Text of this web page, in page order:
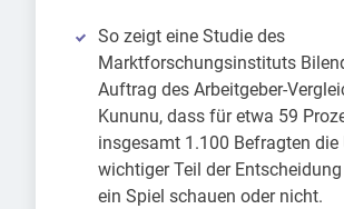
So zeigt eine Studie des
Marktforschungsinstituts
Auftrag des Arbeitgeber-
Kununu, dass für etwa 59
insgesamt 1.100 Befragten die
wichtiger Teil der
ein Spiel schauen oder nicht.